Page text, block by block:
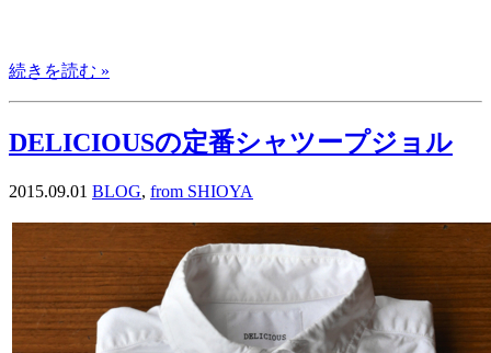
続きを読む »
DELICIOUSの定番シャツープジョル
2015.09.01 BLOG, from SHIOYA